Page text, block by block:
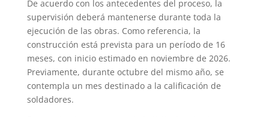
De acuerdo con los antecedentes del proceso, la
supervisión deberá mantenerse durante toda la
ejecución de las obras. Como referencia, la
construcción está prevista para un período de 16
meses, con inicio estimado en noviembre de 2026.
Previamente, durante octubre del mismo año, se
contempla un mes destinado a la calificación de
soldadores.